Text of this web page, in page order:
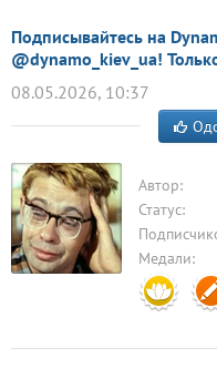
Подписывайтесь на
@dynamo_kiev_ua!
08.05.2026, 10:37
Автор:
Статус:
Медали: